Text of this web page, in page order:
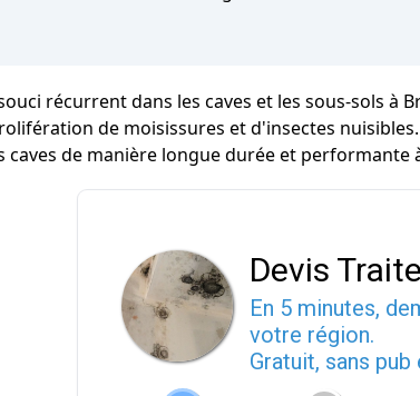
récurrent dans les caves et les sous-sols
de moisissures et d'insectes
caves de manière longue durée et performante
Devis
En 5 minutes,
votre région.
Gratuit, sans